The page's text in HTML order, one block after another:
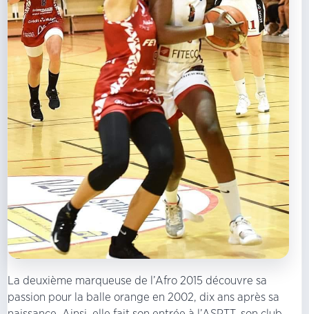
La deuxième marqueuse de l’Afro 2015 découvre sa
passion pour la balle orange en 2002, dix ans après sa